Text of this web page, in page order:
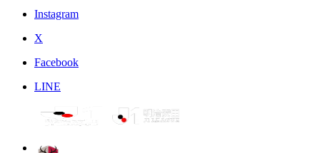
Instagram
X
Facebook
LINE